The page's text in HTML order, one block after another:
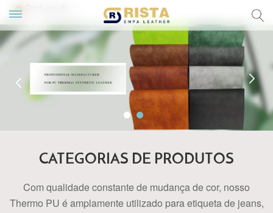
CATEGORIAS DE PRODUTOS
Com qualidade constante de mudança de cor, nosso
Thermo PU é amplamente utilizado para etiqueta de jeans,